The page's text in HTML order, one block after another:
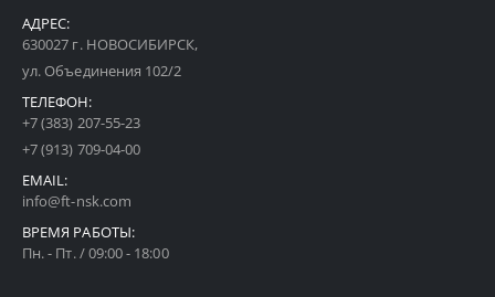
АДРЕС:
630027 г. НОВОСИБИРСК,
ул. Объединения 102/2
ТЕЛЕФОН:
+7 (383) 207-55-23
+7 (913) 709-04-00
EMAIL:
info@ft-nsk.com
ВРЕМЯ РАБОТЫ:
Пн. - Пт. / 09:00 - 18:00